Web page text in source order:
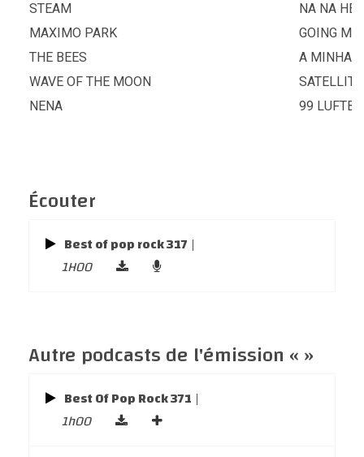
STEAM
NA NA
MAXIMO PARK
GOING
THE BEES
A MINHA
WAVE OF THE MOON
NENA
99
Écouter
Best of pop rock 317 |
1H00
Autre podcasts de l'émission « »
Best Of Pop Rock 371 |
1h00